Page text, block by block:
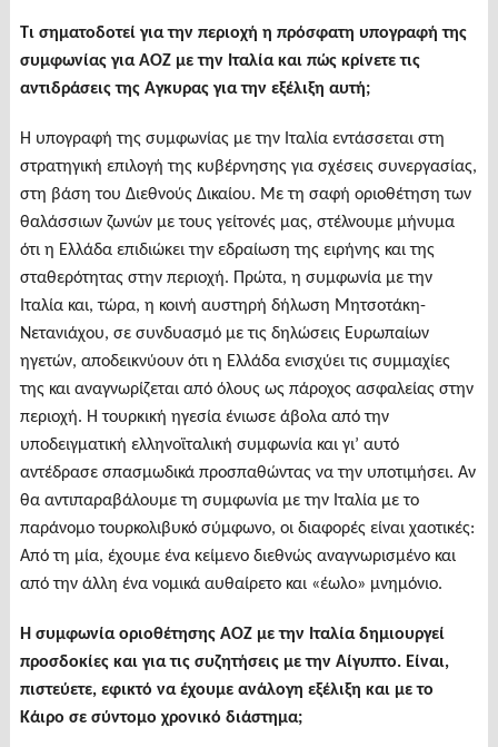
Τι σηματοδοτεί για την περιοχή η πρόσφατη υπογραφή της
συμφωνίας για ΑΟΖ με την Ιταλία και πώς κρίνετε τις
αντιδράσεις της Αγκυρας για την εξέλιξη αυτή;
Η υπογραφή της συμφωνίας με την Ιταλία εντάσσεται στη
στρατηγική επιλογή της κυβέρνησης για σχέσεις συνεργασίας,
στη βάση του Διεθνούς Δικαίου. Με τη σαφή οριοθέτηση των
θαλάσσιων ζωνών με τους γείτονές μας, στέλνουμε μήνυμα
ότι η Ελλάδα επιδιώκει την εδραίωση της ειρήνης και της
σταθερότητας στην περιοχή. Πρώτα, η συμφωνία με την
Ιταλία και, τώρα, η κοινή αυστηρή δήλωση Μητσοτάκη-
Νετανιάχου, σε συνδυασμό με τις δηλώσεις Ευρωπαίων
ηγετών, αποδεικνύουν ότι η Ελλάδα ενισχύει τις συμμαχίες
της και αναγνωρίζεται από όλους ως πάροχος ασφαλείας στην
περιοχή. Η τουρκική ηγεσία ένιωσε άβολα από την
υποδειγματική ελληνοϊταλική συμφωνία και γι’ αυτό
αντέδρασε σπασμωδικά προσπαθώντας να την υποτιμήσει. Αν
θα αντιπαραβάλουμε τη συμφωνία με την Ιταλία με το
παράνομο τουρκολιβυκό σύμφωνο, οι διαφορές είναι χαοτικές:
Από τη μία, έχουμε ένα κείμενο διεθνώς αναγνωρισμένο και
από την άλλη ένα νομικά αυθαίρετο και «έωλο» μνημόνιο.
Η συμφωνία οριοθέτησης ΑΟΖ με την Ιταλία δημιουργεί
προσδοκίες και για τις συζητήσεις με την Αίγυπτο. Είναι,
πιστεύετε, εφικτό να έχουμε ανάλογη εξέλιξη και με το
Κάιρο σε σύντομο χρονικό διάστημα;